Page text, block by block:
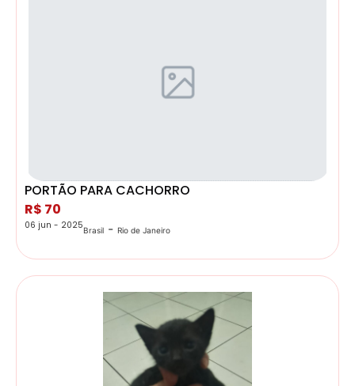
PORTÃO PARA CACHORRO
R$ 70
06 jun - 2025Brasil - Rio de Janeiro